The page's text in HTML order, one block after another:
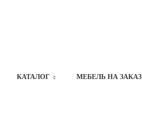
КАТАЛОГ МЕБЕЛЬ НА ЗАКАЗ